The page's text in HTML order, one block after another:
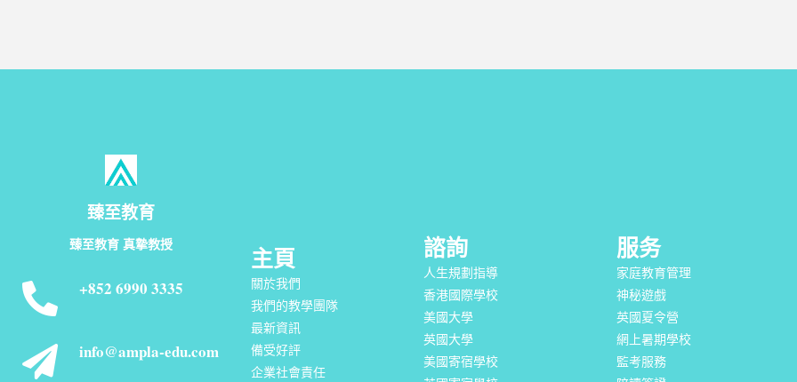
臻至教育
臻至教育 真摯教授
+852 6990 3335
info@ampla-edu.com
主頁
關於我們
我們的教學團隊
最新資訊
備受好評
企業社會責任
諮詢
人生規劃指導
香港國際學校
美國大學
英國大學
美國寄宿學校
服务
家庭教育管理
神秘遊戲
英國夏令營
網上暑期學校
監考服務